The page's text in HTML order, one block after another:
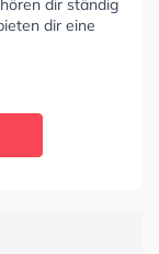
dir ständig
dir eine